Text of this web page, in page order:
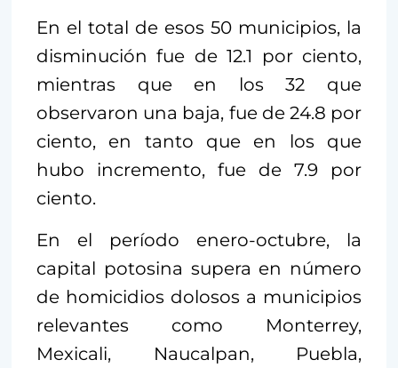
En el total de esos 50 municipios, la
disminución fue de 12.1 por ciento,
mientras que en los 32 que
observaron una baja, fue de 24.8 por
ciento, en tanto que en los que
hubo incremento, fue de 7.9 por
ciento.
En el período enero-octubre, la
capital potosina supera en número
de homicidios dolosos a municipios
relevantes como Monterrey,
Mexicali, Naucalpan, Puebla,